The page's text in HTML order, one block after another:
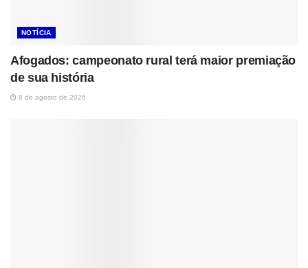
NOTÍCIA
Afogados: campeonato rural terá maior premiação
de sua história
8 de agosto de 2026